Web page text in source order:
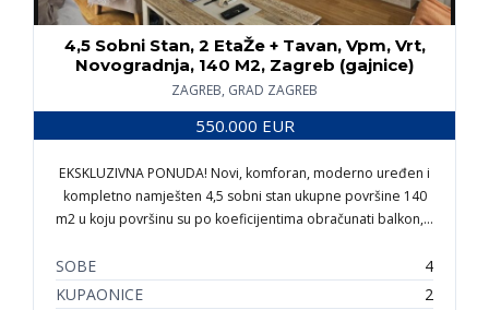
4,5 Sobni Stan, 2 EtaŽe + Tavan, Vpm, Vrt,
Novogradnja, 140 M2, Zagreb (gajnice)
ZAGREB, GRAD ZAGREB
550.000 EUR
EKSKLUZIVNA PONUDA! Novi, komforan, moderno uređen i
kompletno namješten 4,5 sobni stan ukupne površine 140
m2 u koju površinu su po koeficijentima obračunati balkon,…
SOBE
4
KUPAONICE
2